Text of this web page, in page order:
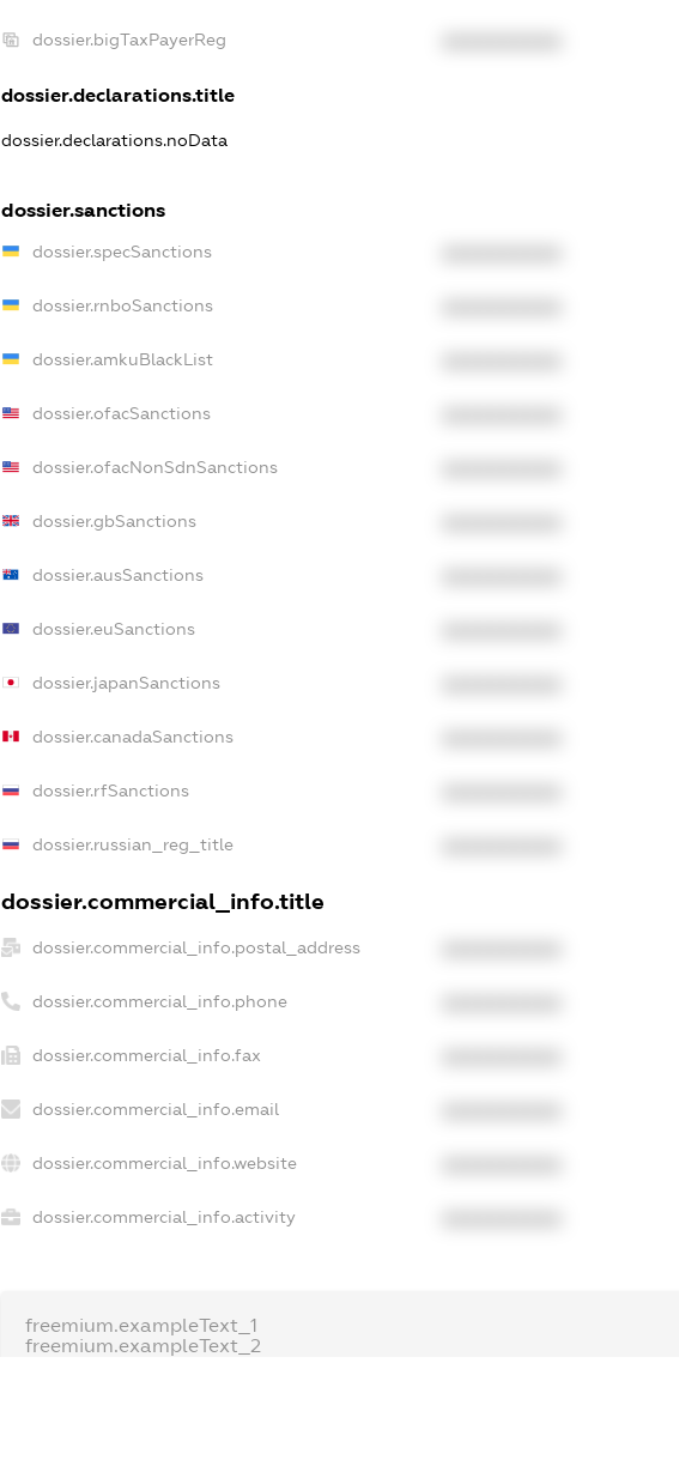
dossier.bigTaxPayerReg
dossier.declarations.title
dossier.declarations.noData
dossier.sanctions
dossier.specSanctions
dossier.rnboSanctions
dossier.amkuBlackList
dossier.ofacSanctions
dossier.ofacNonSdnSanctions
dossier.gbSanctions
dossier.ausSanctions
dossier.euSanctions
dossier.japanSanctions
dossier.canadaSanctions
dossier.rfSanctions
dossier.russian_reg_title
dossier.commercial_info.title
dossier.commercial_info.postal_address
dossier.commercial_info.phone
dossier.commercial_info.fax
dossier.commercial_info.email
dossier.commercial_info.website
dossier.commercial_info.activity
freemium.exampleText_1
freemium.exampleText_2